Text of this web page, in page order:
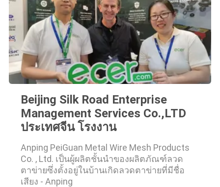
Beijing Silk Road Enterprise
Management Services Co.,LTD
ประเทศจีน โรงงาน
Anping PeiGuan Metal Wire Mesh Products
Co. , Ltd. เป็นผู้ผลิตชั้นนำของผลิตภัณฑ์ลวด
ตาข่ายซึ่งตั้งอยู่ในบ้านเกิดลวดตาข่ายที่มีชื่อ
เสียง - Anping